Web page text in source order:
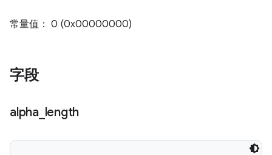
常量值： 0 (0x00000000)
字段
alpha_ length